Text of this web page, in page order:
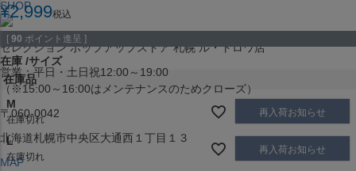
SHOP
セレクション ポップアップストア 札幌 ル・トロワ店
営業：平日・土日祝12:00～19:00
（※15:00～16:00はメンテナンスのためクローズ）
〒060-0042
北海道札幌市中央区大通西１丁目１３
MAP
¥2,999税込
[ 90 ポイント進呈 ]
在庫 サイズ
在庫品
M
在庫切れ
再入荷お知らせ
L
在庫切れ
再入荷お知らせ